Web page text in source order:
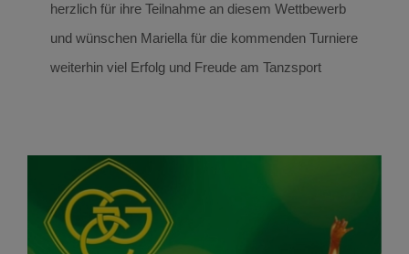
herzlich für ihre Teilnahme an diesem Wettbewerb
und wünschen Mariella für die kommenden Turniere
weiterhin viel Erfolg und Freude am Tanzsport